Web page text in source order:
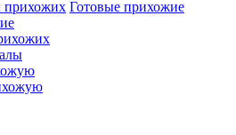
прихожих Готовые прихожие